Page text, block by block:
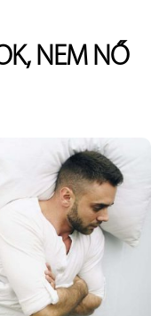
NEM NŐ